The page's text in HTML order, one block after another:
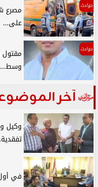
حوادث
مصرع
على...
حوادث
مقتول
وسط...
آخر
وكيل
في